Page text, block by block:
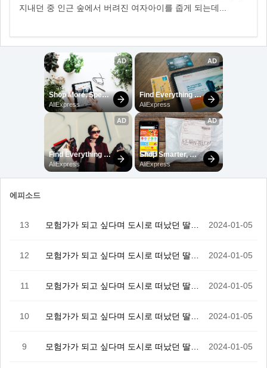
지내던 중 인근 숲에서 버려진 여자아이를 줍게 되는데...
에피소드
13 2024-01-05
12 2024-01-05
11 2024-01-05
10 2024-01-05
9 2024-01-05